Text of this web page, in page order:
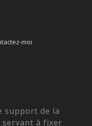
moi
support de la
à fixer